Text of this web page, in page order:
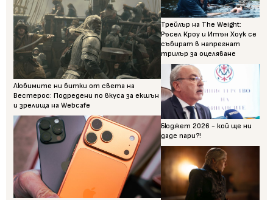
Любимите ни битки от света на
Вестерос: Подредени по вкуса за екшън
и зрелища на Webcafe
Трейлър на The Weight:
Ръсел Кроу и Итън Хоук се
събират в напрегнат
трилър за оцеляване
Бюджет 2026 - кой ще ни
даде пари?!